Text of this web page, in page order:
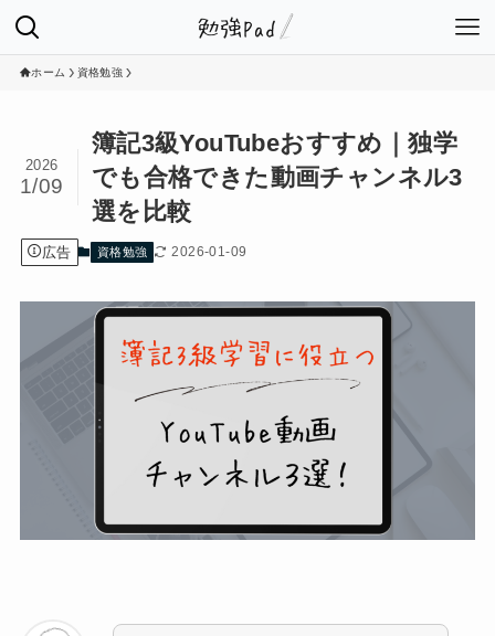
ホーム 資格勉強
簿記3級YouTubeおすすめ｜独学
でも合格できた動画チャンネル3
選を比較
2026
1/09
広告 資格勉強 2026-01-09